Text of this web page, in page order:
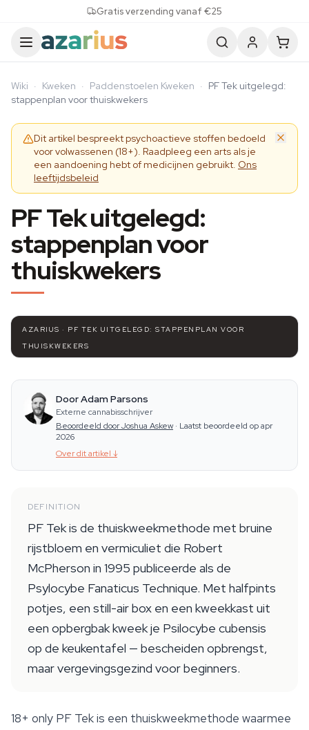
Gratis verzending vanaf €25
Wiki · Kweken · Paddenstoelen Kweken · PF Tek uitgelegd:
stappenplan voor thuiskwekers
Dit artikel bespreekt psychoactieve stoffen bedoeld
voor volwassenen (18+). Raadpleeg een arts als je
een aandoening hebt of medicijnen gebruikt. Ons
leeftijdsbeleid
PF Tek uitgelegd:
stappenplan voor
thuiskwekers
AZARIUS · PF TEK UITGELEGD: STAPPENPLAN VOOR
THUISKWEKERS
Door Adam Parsons
Externe cannabisschrijver
Beoordeeld door Joshua Askew · Laatst beoordeeld op apr
2026
Over dit artikel ↓
DEFINITION
PF Tek is de thuiskweekmethode met bruine
rijstbloem en vermiculiet die Robert
McPherson in 1995 publiceerde als de
Psylocybe Fanaticus Technique. Met halfpints
potjes, een still-air box en een kweekkast uit
een opbergbak kweek je Psilocybe cubensis
op de keukentafel — bescheiden opbrengst,
maar vergevingsgezind voor beginners.
18+ only PF Tek is een thuiskweekmethode waarmee